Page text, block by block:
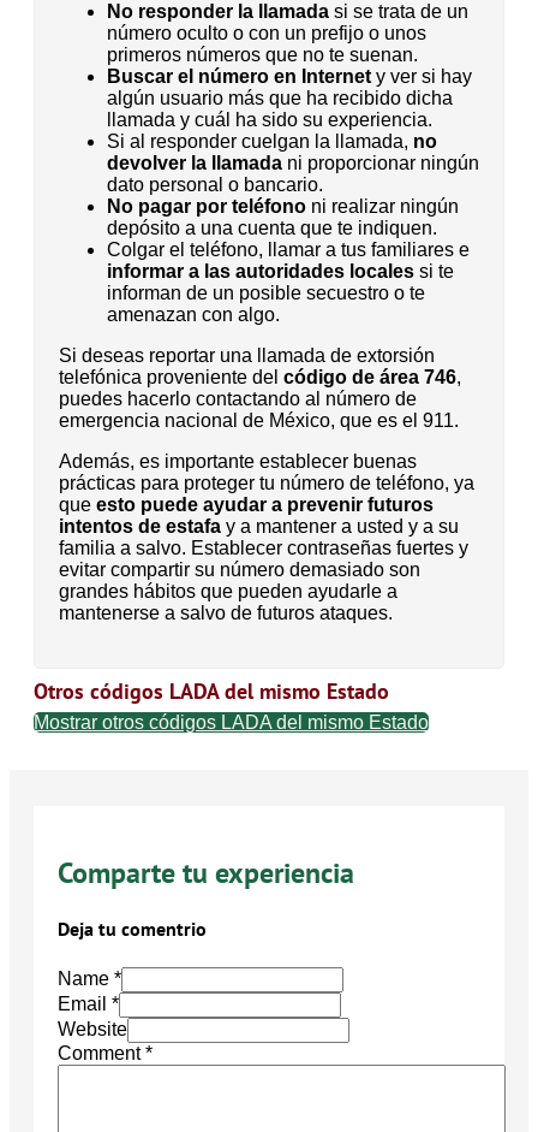
No responder la llamada si se trata de un
número oculto o con un prefijo o unos
primeros números que no te suenan.
Buscar el número en Internet y ver si hay
algún usuario más que ha recibido dicha
llamada y cuál ha sido su experiencia.
Si al responder cuelgan la llamada, no
devolver la llamada ni proporcionar ningún
dato personal o bancario.
No pagar por teléfono ni realizar ningún
depósito a una cuenta que te indiquen.
Colgar el teléfono, llamar a tus familiares e
informar a las autoridades locales si te
informan de un posible secuestro o te
amenazan con algo.
Si deseas reportar una llamada de extorsión
telefónica proveniente del código de área 746,
puedes hacerlo contactando al número de
emergencia nacional de México, que es el 911.
Además, es importante establecer buenas
prácticas para proteger tu número de teléfono, ya
que esto puede ayudar a prevenir futuros
intentos de estafa y a mantener a usted y a su
familia a salvo. Establecer contraseñas fuertes y
evitar compartir su número demasiado son
grandes hábitos que pueden ayudarle a
mantenerse a salvo de futuros ataques.
Otros códigos LADA del mismo Estado
Mostrar otros códigos LADA del mismo Estado
Comparte tu experiencia
Deja tu comentrio
Name *
Email *
Website
Comment*